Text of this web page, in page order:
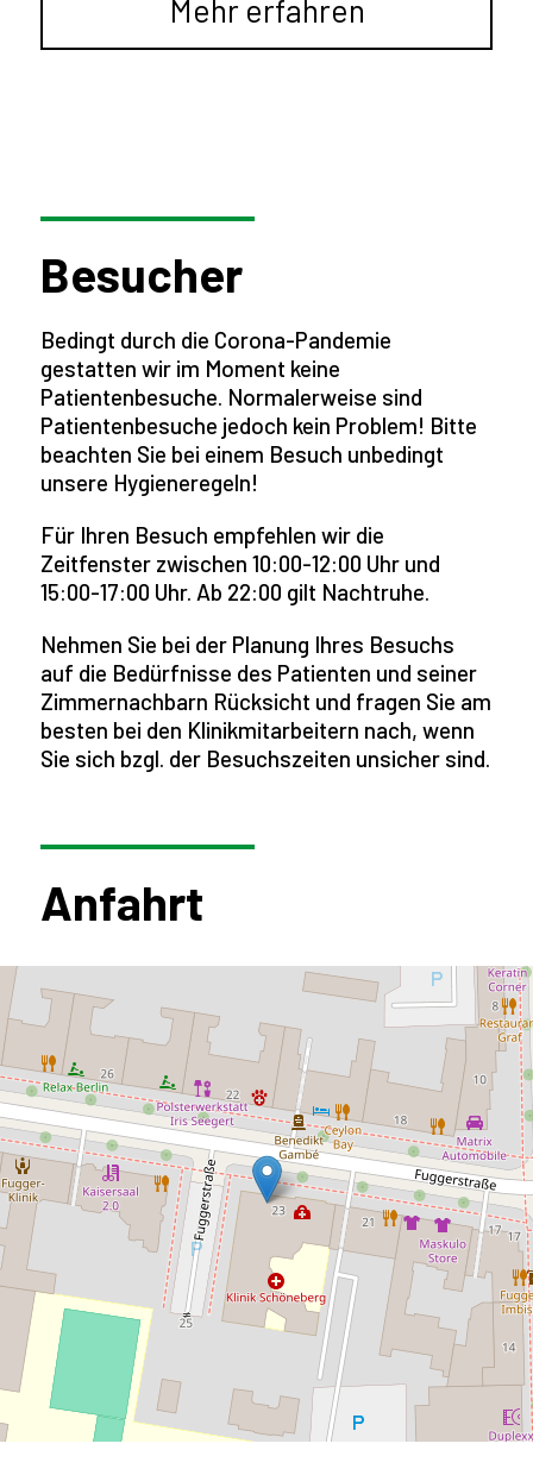
Mehr erfahren
Besucher
Bedingt durch die Corona-Pandemie
gestatten wir im Moment keine
Patientenbesuche. Normalerweise sind
Patientenbesuche jedoch kein Problem! Bitte
beachten Sie bei einem Besuch unbedingt
unsere Hygieneregeln!
Für Ihren Besuch empfehlen wir die
Zeitfenster zwischen 10:00-12:00 Uhr und
15:00-17:00 Uhr. Ab 22:00 gilt Nachtruhe.
Nehmen Sie bei der Planung Ihres Besuchs
auf die Bedürfnisse des Patienten und seiner
Zimmernachbarn Rücksicht und fragen Sie am
besten bei den Klinikmitarbeitern nach, wenn
Sie sich bzgl. der Besuchszeiten unsicher sind.
Anfahrt